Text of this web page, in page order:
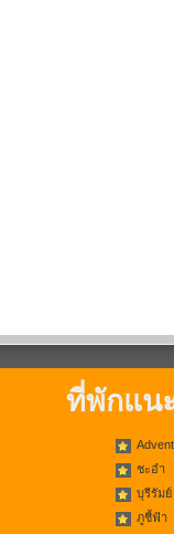
ที่พักแน
ชะอำ
บุรีรัมย์
ภูชี้ฟ้า